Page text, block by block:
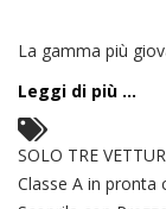
La gamma più
Leggi di più ...
SOLO TRE
Classe A in pronta